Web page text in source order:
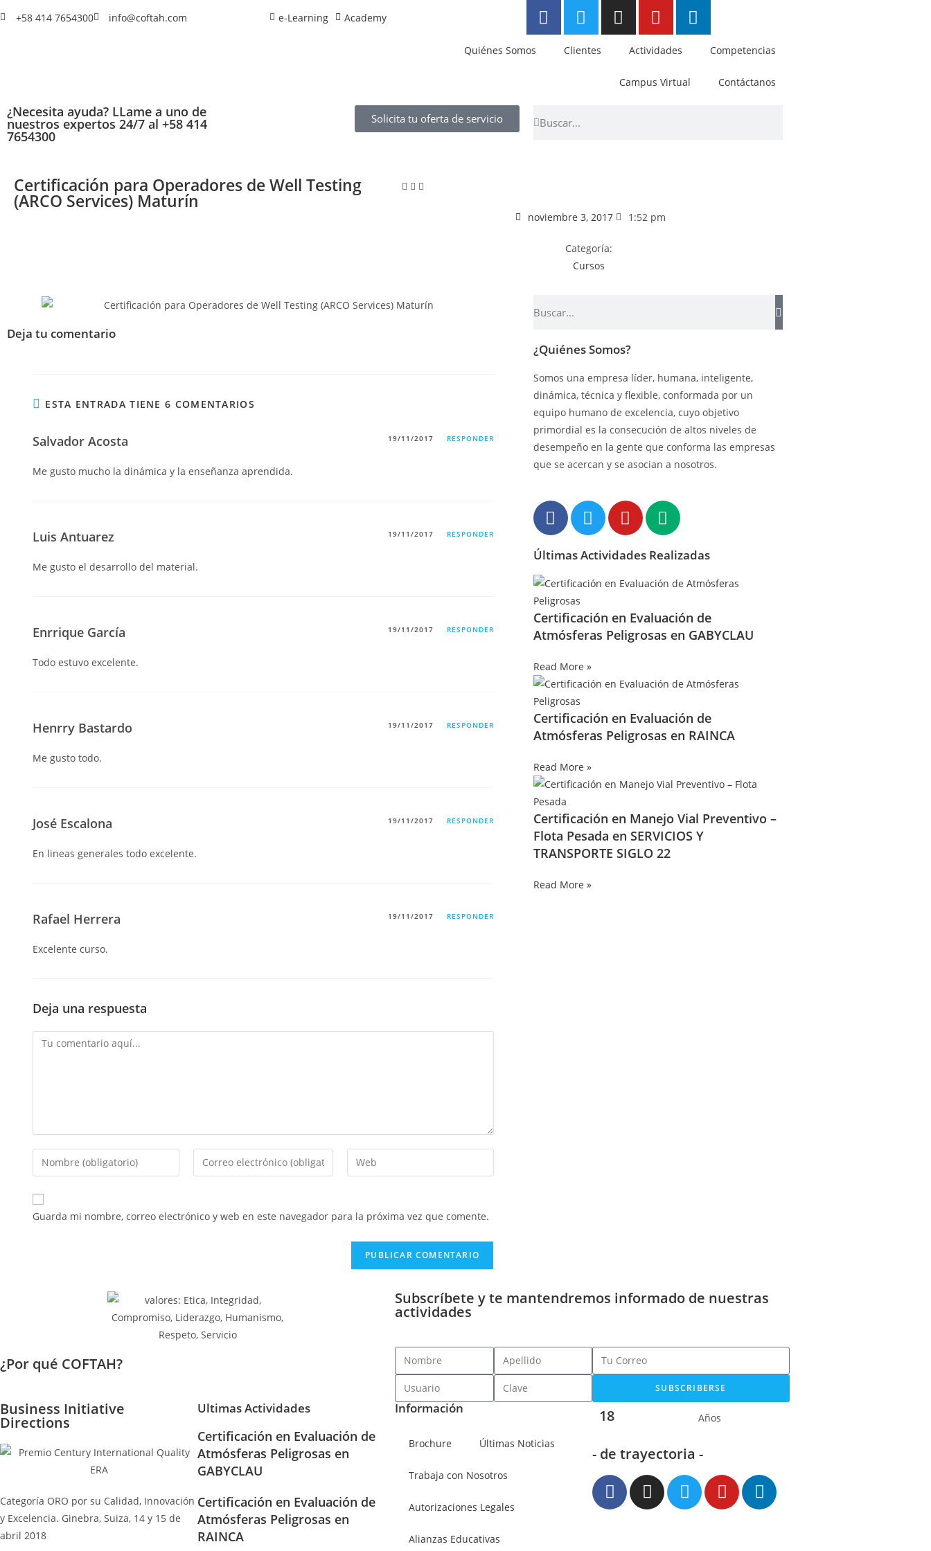
+58 414 7654300 info@coftah.com e-Learning Academy
Quiénes Somos Clientes Actividades Competencias
Campus Virtual Contáctanos
¿Necesita ayuda? LLame a uno de
nuestros expertos 24/7 al +58 414
7654300
Solicita tu oferta de servicio
Certificación para Operadores de Well Testing
(ARCO Services) Maturín
noviembre 3, 2017 1:52 pm
Categoría:
Cursos
Deja tu comentario
ESTA ENTRADA TIENE 6 COMENTARIOS
Salvador Acosta 19/11/2017 RESPONDER
Me gusto mucho la dinámica y la enseñanza aprendida.
Luis Antuarez 19/11/2017 RESPONDER
Me gusto el desarrollo del material.
Enrrique García 19/11/2017 RESPONDER
Todo estuvo excelente.
Henrry Bastardo 19/11/2017 RESPONDER
Me gusto todo.
José Escalona 19/11/2017 RESPONDER
En lineas generales todo excelente.
Rafael Herrera 19/11/2017 RESPONDER
Excelente curso.
Deja una respuesta
Guarda mi nombre, correo electrónico y web en este navegador para la próxima vez que comente.
¿Quiénes Somos?
Somos una empresa líder, humana, inteligente,
dinámica, técnica y flexible, conformada por un
equipo humano de excelencia, cuyo objetivo
primordial es la consecución de altos niveles de
desempeño en la gente que conforma las empresas
que se acercan y se asocian a nosotros.
Últimas Actividades Realizadas
Certificación en Evaluación de
Atmósferas Peligrosas en GABYCLAU
Read More »
Certificación en Evaluación de
Atmósferas Peligrosas en RAINCA
Read More »
Certificación en Manejo Vial Preventivo –
Flota Pesada en SERVICIOS Y
TRANSPORTE SIGLO 22
Read More »
¿Por qué COFTAH?
Subscríbete y te mantendremos informado de nuestras
actividades
SUBSCRIBERSE
Business Initiative
Directions
Categoría ORO por su Calidad, Innovación
y Excelencia. Ginebra, Suiza, 14 y 15 de
abril 2018
Ultimas Actividades
Certificación en Evaluación de
Atmósferas Peligrosas en
GABYCLAU
Certificación en Evaluación de
Atmósferas Peligrosas en
RAINCA
Información
Brochure Últimas Noticias
Trabaja con Nosotros
Autorizaciones Legales
Alianzas Educativas
18 Años
- de trayectoria -